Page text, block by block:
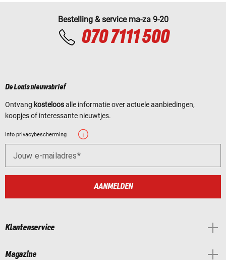
Bestelling & service ma-za 9-20
070 7111 500
De Louis nieuwsbrief
Ontvang kosteloosalle informatie over actuele aanbiedingen,
koopjes of interessante nieuwtjes.
Info privacybescherming
Jouw e-mailadres
AANMELDEN
Klantenservice
Magazine